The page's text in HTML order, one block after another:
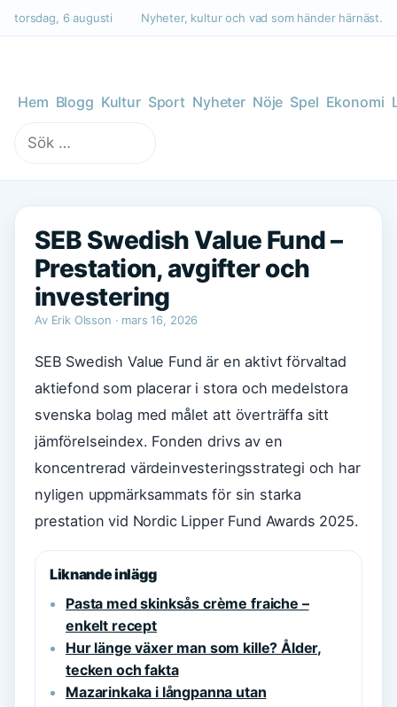
torsdag, 6 augusti Nyheter, kultur och vad som händer härnäst.
Hem Blogg Kultur Sport Nyheter Nöje Spel Ekonomi
Sök
efter:
SEB Swedish Value Fund –
Prestation, avgifter och
investering
Av Erik Olsson · mars 16, 2026
SEB Swedish Value Fund är en aktivt förvaltad
aktiefond som placerar i stora och medelstora
svenska bolag med målet att överträffa sitt
jämförelseindex. Fonden drivs av en
koncentrerad värdeinvesteringsstrategi och har
nyligen uppmärksammats för sin starka
prestation vid Nordic Lipper Fund Awards 2025.
Liknande inlägg
Pasta med skinksås crème fraiche –
enkelt recept
Hur länge växer man som kille? Ålder,
tecken och fakta
Mazarinkaka i långpanna utan